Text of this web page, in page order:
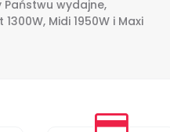
wydajne,
Midi 1950W i Maxi